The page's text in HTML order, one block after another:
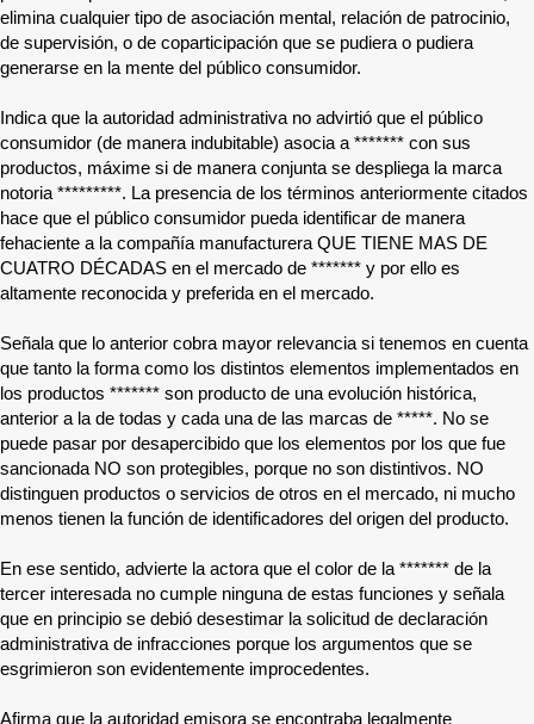
elimina cualquier tipo de asociación mental, relación de patrocinio,
de supervisión, o de coparticipación que se pudiera o pudiera
generarse en la mente del público consumidor.
Indica que la autoridad administrativa no advirtió que el público
consumidor (de manera indubitable) asocia a ******* con sus
productos, máxime si de manera conjunta se despliega la marca
notoria *********. La presencia de los términos anteriormente citados
hace que el público consumidor pueda identificar de manera
fehaciente a la compañía manufacturera QUE TIENE MAS DE
CUATRO DÉCADAS en el mercado de ******* y por ello es
altamente reconocida y preferida en el mercado.
Señala que lo anterior cobra mayor relevancia si tenemos en cuenta
que tanto la forma como los distintos elementos implementados en
los productos ******* son producto de una evolución histórica,
anterior a la de todas y cada una de las marcas de *****. No se
puede pasar por desapercibido que los elementos por los que fue
sancionada NO son protegibles, porque no son distintivos. NO
distinguen productos o servicios de otros en el mercado, ni mucho
menos tienen la función de identificadores del origen del producto.
En ese sentido, advierte la actora que el color de la ******* de la
tercer interesada no cumple ninguna de estas funciones y señala
que en principio se debió desestimar la solicitud de declaración
administrativa de infracciones porque los argumentos que se
esgrimieron son evidentemente improcedentes.
Afirma que la autoridad emisora se encontraba legalmente